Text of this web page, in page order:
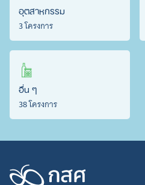
อุตสาหกรรม
3 โครงการ
อื่น ๆ
38 โครงการ